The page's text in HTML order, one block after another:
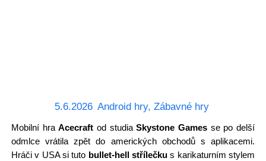
5.6.2026 Android hry, Zábavné hry
Mobilní hraAcecraft od studiaSkystone Games se po delší
odmlce vrátila zpět do amerických obchodů s aplikacemi.
Hráči v USA si tuto bullet-hell střílečku s karikaturním stylem